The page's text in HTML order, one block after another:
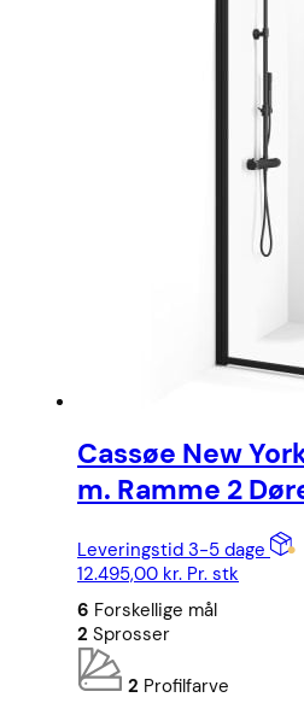
Cassøe New
m. Ramme 2
Leveringstid 3-5 dage
12.495,00 kr. Pr. stk
6 Forskellige mål
2 Sprosser
2 Profilfarve